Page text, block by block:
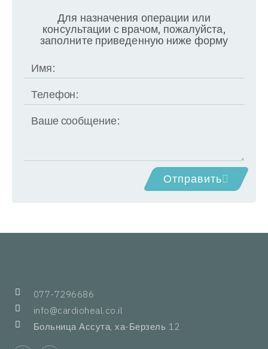
Для назначения операции или
консультации с врачом, пожалуйста,
заполните приведенную ниже форму
Отправить
077-7296686
info@cardioheal.co.il
Больница Ассута, ха-Берзель 12